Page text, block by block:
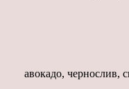
авокадо, чернослив,